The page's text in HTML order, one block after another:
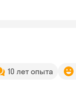
10 лет опыта